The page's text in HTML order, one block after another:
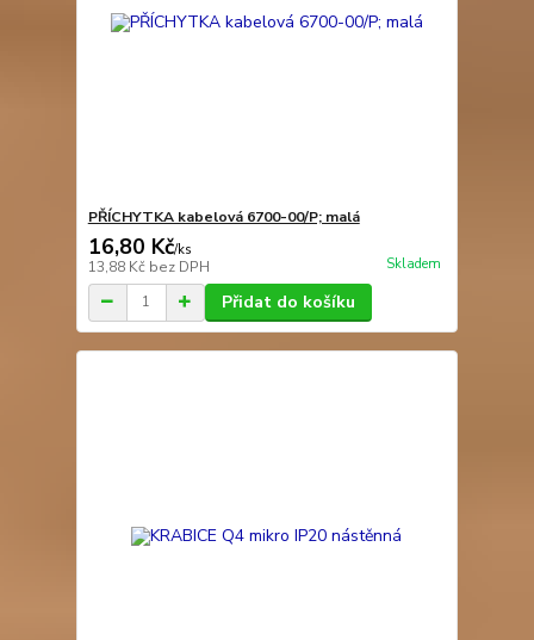
PŘÍCHYTKA kabelová 6700-00/P; malá
16,80 Kč/ks
13,88 Kč bez DPH Skladem
Přidat do košíku